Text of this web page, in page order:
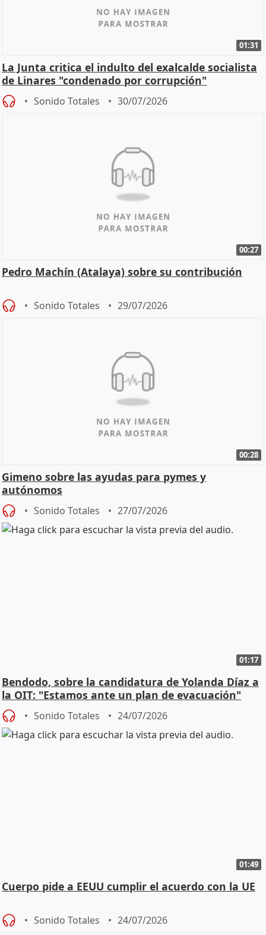
01:31
La Junta critica el indulto del exalcalde socialista
de Linares "condenado por corrupción"
Sonido Totales 30/07/2026
00:27
Pedro Machín (Atalaya) sobre su contribución
Sonido Totales 29/07/2026
00:28
Gimeno sobre las ayudas para pymes y
autónomos
Sonido Totales 27/07/2026
01:17
Bendodo, sobre la candidatura de Yolanda Díaz a
la OIT: "Estamos ante un plan de evacuación"
Sonido Totales 24/07/2026
01:49
Cuerpo pide a EEUU cumplir el acuerdo con la UE
Sonido Totales 24/07/2026